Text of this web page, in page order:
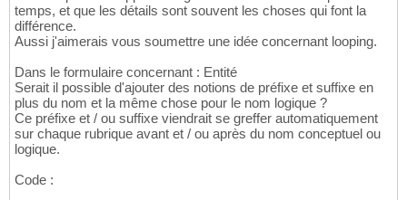
temps, et que les détails sont souvent les choses qui font la
différence.
Aussi j'aimerais vous soumettre une idée concernant looping.
Dans le formulaire concernant : Entité
Serait il possible d'ajouter des notions de préfixe et suffixe en
plus du nom et la même chose pour le nom logique ?
Ce préfixe et / ou suffixe viendrait se greffer automatiquement
sur chaque rubrique avant et / ou après du nom conceptuel ou
logique.
Code :